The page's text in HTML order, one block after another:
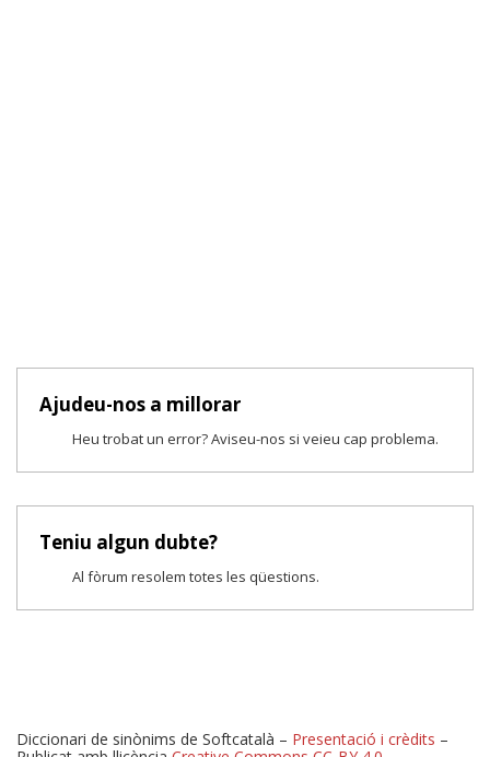
Ajudeu-nos a millorar
Heu trobat un error? Aviseu-nos si veieu cap problema.
Teniu algun dubte?
Al fòrum resolem totes les qüestions.
Diccionari de sinònims de Softcatalà – Presentació i crèdits –